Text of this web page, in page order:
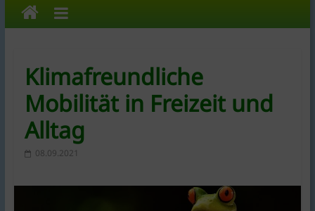
reka
e.V.
Die
Regionale
Energie-
und
KlimaschutzAgentur
Beratung
Klimafreundliche
Mobilität in Freizeit und
Alltag
08.09.2021